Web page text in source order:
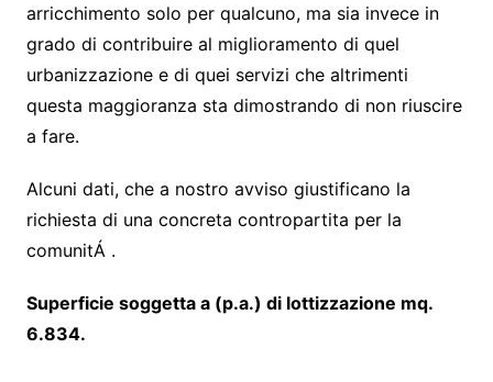
arricchimento solo per qualcuno, ma sia invece in
grado di contribuire al miglioramento di quel
urbanizzazione e di quei servizi che altrimenti
questa maggioranza sta dimostrando di non riuscire
a fare.
Alcuni dati, che a nostro avviso giustificano la
richiesta di una concreta contropartita per la
comunitÁ .
Superficie soggetta a (p.a.) di lottizzazione mq.
6.834.